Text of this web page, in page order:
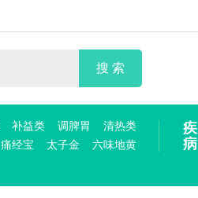
搜 索
补益类 调脾胃
清热类
痛经宝 太子金
六味地黄
疾
病